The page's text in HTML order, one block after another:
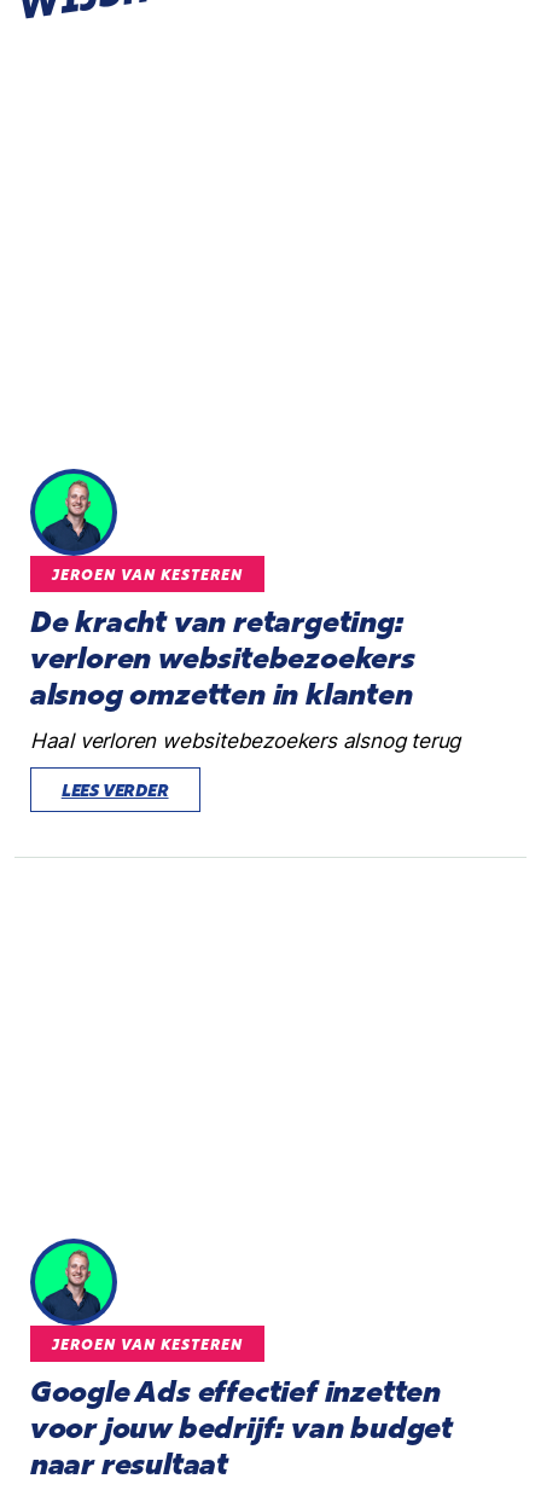
JEROEN VAN KESTEREN
De kracht van retargeting:
verloren websitebezoekers
alsnog omzetten in klanten
Haal verloren websitebezoekers alsnog terug
LEES VERDER
JEROEN VAN KESTEREN
Google Ads effectief inzetten
voor jouw bedrijf: van budget
naar resultaat